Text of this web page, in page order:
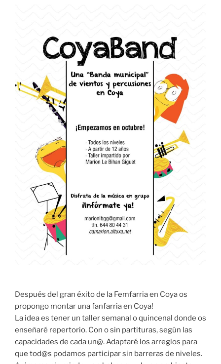
Después del gran éxito de la Femfarria en Coya os
propongo montar una fanfarria en Coya!
La idea es tener un taller semanal o quincenal donde os
enseñaré repertorio. Con o sin partituras, según las
capacidades de cada un@. Adaptaré los arreglos para
que tod@s podamos participar sin barreras de niveles.